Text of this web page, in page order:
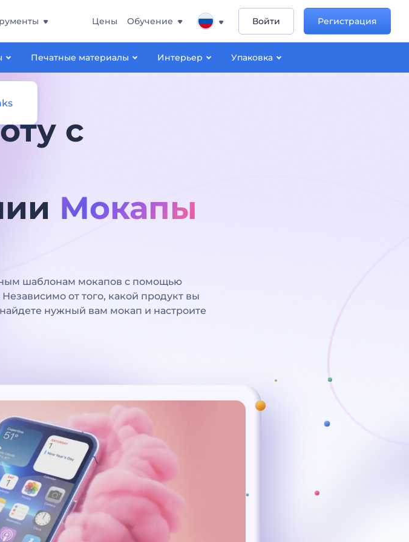
Печатные материалы Интерьер Упаковка
Цены Обучение Войти Регистрация
с
Мокапы
шаблонам мокапов с помощью
от того, какой продукт вы
нужный вам мокап и настроите